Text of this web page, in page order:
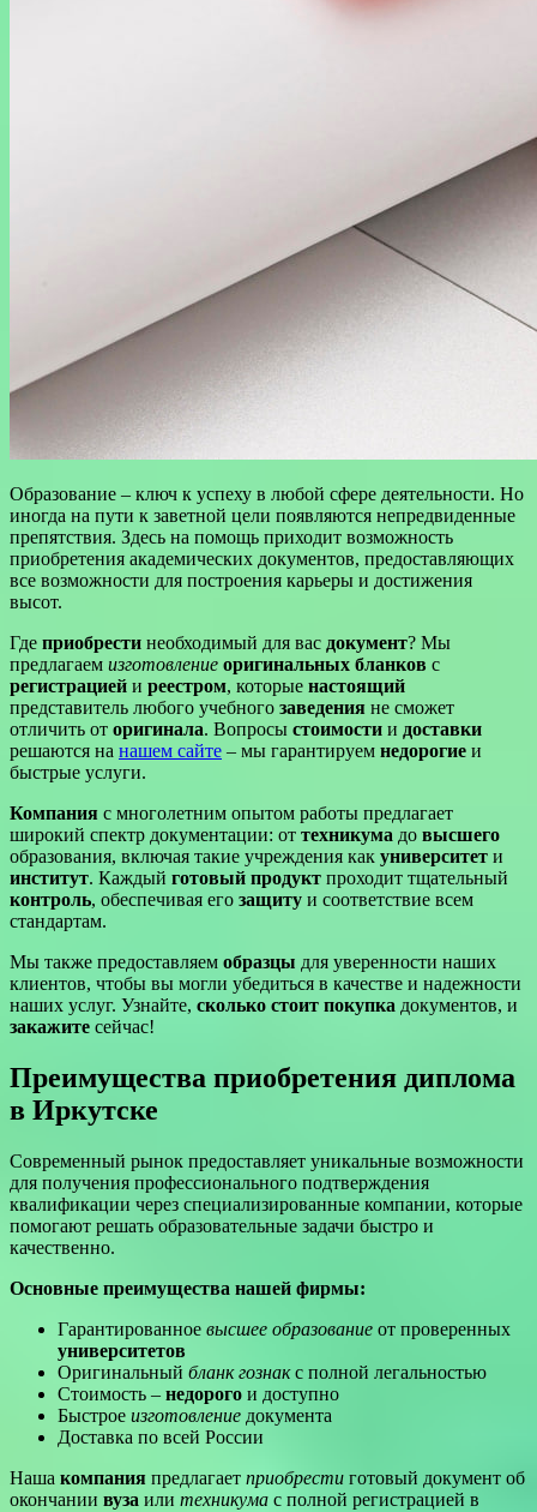
Образование – ключ к успеху в любой сфере деятельности. Но
иногда на пути к заветной цели появляются непредвиденные
препятствия. Здесь на помощь приходит возможность
приобретения академических документов, предоставляющих
все возможности для построения карьеры и достижения
высот.
Где приобрести необходимый для вас документ? Мы
предлагаем изготовление оригинальных бланков с
регистрацией и реестром, которые настоящий
представитель любого учебного заведения не сможет
отличить от оригинала. Вопросы стоимости и доставки
решаются на нашем сайте – мы гарантируем недорогие и
быстрые услуги.
Компания с многолетним опытом работы предлагает
широкий спектр документации: от техникума до высшего
образования, включая такие учреждения как университет и
институт. Каждый готовый продукт проходит тщательный
контроль, обеспечивая его защиту и соответствие всем
стандартам.
Мы также предоставляем образцы для уверенности наших
клиентов, чтобы вы могли убедиться в качестве и надежности
наших услуг. Узнайте, сколько стоит покупка документов, и
закажите сейчас!
Преимущества приобретения диплома
в Иркутске
Современный рынок предоставляет уникальные возможности
для получения профессионального подтверждения
квалификации через специализированные компании, которые
помогают решать образовательные задачи быстро и
качественно.
Основные преимущества нашей фирмы:
Гарантированное высшее образование от проверенных
университетов
Оригинальный бланк гознакс полной легальностью
Стоимость – недорого и доступно
Быстрое изготовление документа
Доставка по всей России
Наша компания предлагает приобрести готовый документ об
окончании вуза или техникума с полной регистрацией в